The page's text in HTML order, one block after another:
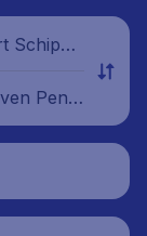
Schipho
Pena